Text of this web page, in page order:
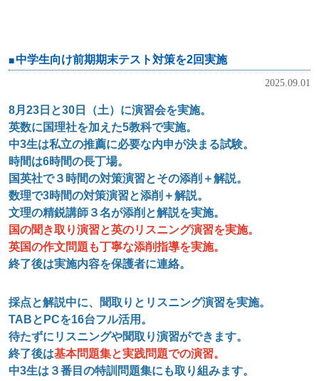
中学生向け前期期末テスト対策を2回実施
2025.09.01
8月23日と30日（土）に演習会を実施。
英数に国理社を加えた5教科で実施。
中3生は私立の推薦に必要な内申が決まる試験。
時間は6時間の長丁場。
国英社で３時間の対策演習とその添削＋解説。
数理で3時間の対策演習と添削＋解説。
文理の精鋭講師３名が添削と解説を実施。
国の聞き取り演習と英のリスニング演習を実施。
英国の作文問題も丁寧な添削指導を実施。
終了後は実施内容を保護者に連絡。
採点と解説中に、聞取りとリスニング演習を実施。
TABとPCを16台フル活用。
待たずにリスニングや聞取り演習ができます。
終了後は基本問題集と実践問題での演習。
中3生は３番目の特訓問題集にも取り組みます。